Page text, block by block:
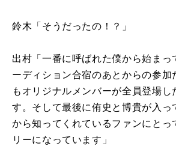
鈴木「そうだったの！？」
出村「一番に呼ばれた僕から始まっ
ーディション合宿のあとからの参加
もオリジナルメンバーが全員登場し
す。そして最後に侑史と博貴が入っ
から知ってくれているファンにとっ
リーになっています」